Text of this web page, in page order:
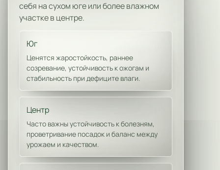
себя на сухом юге или более влажном
участке в центре.
Юг
Ценятся жаростойкость, раннее
созревание, устойчивость к ожогам и
стабильность при дефиците влаги.
Центр
Часто важны устойчивость к болезням,
проветривание посадок и баланс между
урожаем и качеством.